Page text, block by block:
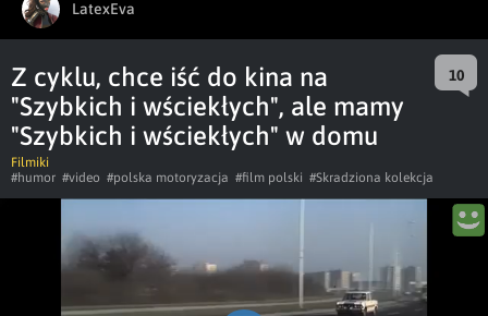
LatexEva
Z cyklu, chce iść do kina na
"Szybkich i wściekłych", ale mamy
"Szybkich i wściekłych" w domu
10
Filmiki
#humor #video #polska motoryzacja #film polski #Skradziona kolekcja